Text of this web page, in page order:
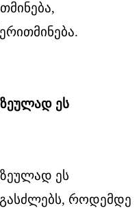
ეს
ეს
როდემდე